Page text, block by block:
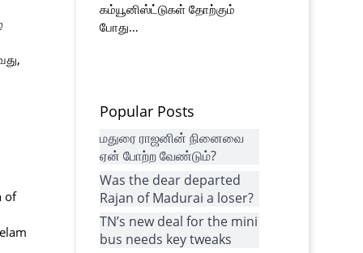
of
கம்யூனிஸ்ட்டுகள் தோற்கும்
போது…
Popular Posts
மதுரை ராஜனின் நினைவை
ஏன் போற்ற வேண்டும்?
Was the dear departed
Rajan of Madurai a loser?
TN’s new deal for the mini
bus needs key tweaks